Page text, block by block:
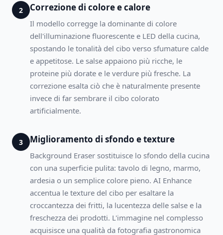
2 Correzione di colore e calore
Il modello corregge la dominante di colore
dell'illuminazione fluorescente e LED della cucina,
spostando le tonalità del cibo verso sfumature calde
e appetitose. Le salse appaiono più ricche, le
proteine più dorate e le verdure più fresche. La
correzione esalta ciò che è naturalmente presente
invece di far sembrare il cibo colorato
artificialmente.
3 Miglioramento di sfondo e texture
Background Eraser sostituisce lo sfondo della cucina
con una superficie pulita: tavolo di legno, marmo,
ardesia o un semplice colore pieno. AI Enhance
accentua le texture del cibo per esaltare la
croccantezza dei fritti, la lucentezza delle salse e la
freschezza dei prodotti. L'immagine nel complesso
acquisisce una qualità da fotografia gastronomica